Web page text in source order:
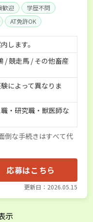
歓迎
学歴不問
AT免許OK
残業月20時間以内
経験者優遇
あり
世帯寮あり
します。
/ 競走馬 / その他畜産
によって異なりま
・研究職・獣医師な
倒な手続きはすべて代
応募はこちら
更新日：2026.05.15
示